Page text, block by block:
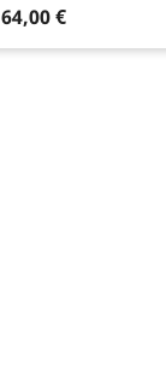
Prix
64,00 €